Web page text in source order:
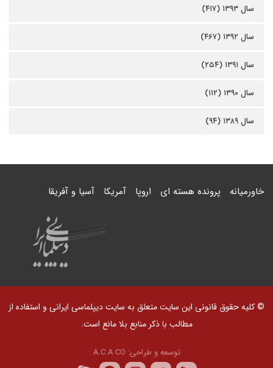
سال ۱۳۹۳ (۴۱۷)
سال ۱۳۹۲ (۴۶۷)
سال ۱۳۹۱ (۲۵۴)
سال ۱۳۹۰ (۱۱۲)
سال ۱۳۸۹ (۹۴)
خاورمیانه پرونده هسته ای اروپا آمریکا آسیا و آفریقا
© کلیه حقوق قانونی این سایت متعلق به سایت دیپلماسی ایرانی و استفاده از
مطالب با ذکر منابع بلا مانع است.
توسعه و طراحی: A.C.A CO